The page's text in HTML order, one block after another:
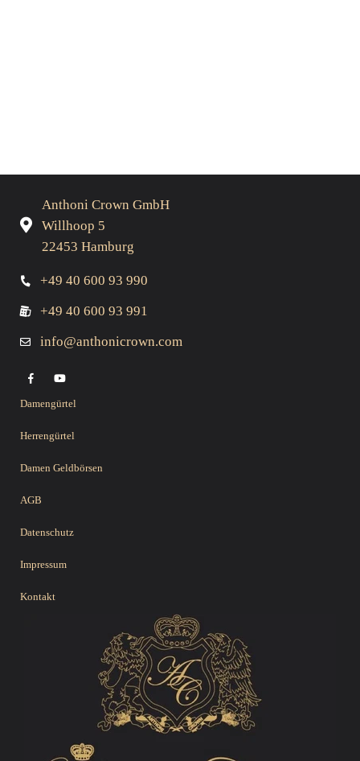
Anthoni Crown GmbH
Willhoop 5
22453 Hamburg
+49 40 600 93 990
+49 40 600 93 991
info@anthonicrown.com
Damengürtel
Herrengürtel
Damen Geldbörsen
AGB
Datenschutz
Impressum
Kontakt